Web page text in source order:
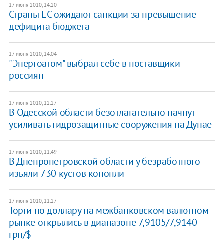
17 июня 2010, 14:20
Страны ЕС ожидают санкции за превышение
дефицита бюджета
17 июня 2010, 14:04
"Энергоатом" выбрал себе в поставщики
россиян
17 июня 2010, 12:27
В Одесской области безотлагательно начнут
усиливать гидрозащитные сооружения на Дунае
17 июня 2010, 11:49
В Днепропетровской области у безработного
изъяли 730 кустов конопли
17 июня 2010, 11:27
Торги по доллару на межбанковском валютном
рынке открылись в диапазоне 7,9105/7,9140
грн/$